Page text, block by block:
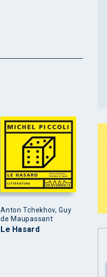
Anton Tchekhov, Guy
de Maupassant
Le Hasard